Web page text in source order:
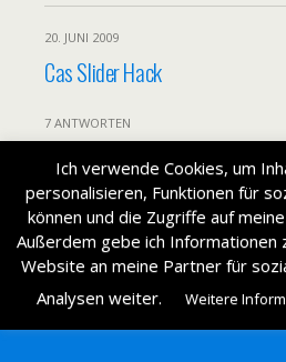
20. JUNI 2009
Cas Slider Hack
7 ANTWORTEN
Zum
Mobil
Ich verwende Cookies, um
personalisieren, Funktionen für
können und die Zugriffe auf
Außerdem gebe ich Informationen
Website an meine Partner für
Analysen weiter.
Weitere